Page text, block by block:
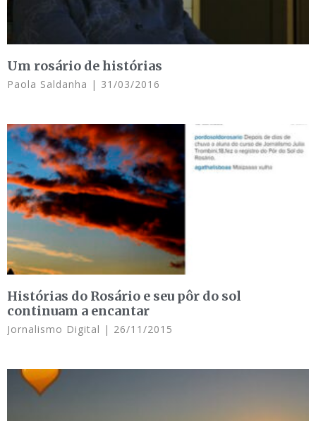
Um rosário de histórias
Paola Saldanha 31/03/2016
Histórias do Rosário e seu pôr do sol
continuam a encantar
Jornalismo Digital 26/11/2015